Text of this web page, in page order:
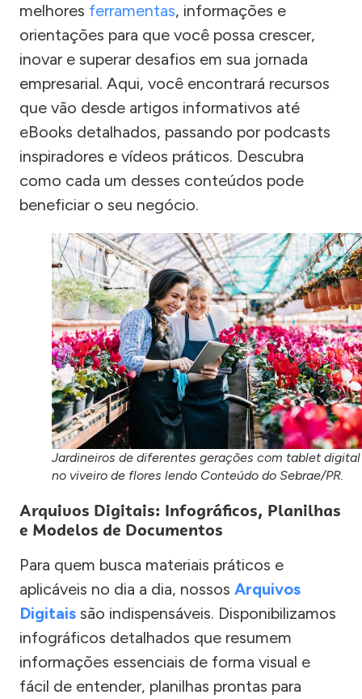
melhores ferramentas, informações e
orientações para que você possa crescer,
inovar e superar desafios em sua jornada
empresarial. Aqui, você encontrará recursos
que vão desde artigos informativos até
eBooks detalhados, passando por podcasts
inspiradores e vídeos práticos. Descubra
como cada um desses conteúdos pode
beneficiar o seu negócio.
Jardineiros de diferentes gerações com tablet digital
no viveiro de flores lendo Conteúdo do Sebrae/PR.
Arquivos Digitais: Infográficos, Planilhas
e Modelos de Documentos
Para quem busca materiais práticos e
aplicáveis no dia a dia, nossos Arquivos
Digitais são indispensáveis. Disponibilizamos
infográficos detalhados que resumem
informações essenciais de forma visual e
fácil de entender, planilhas prontas para